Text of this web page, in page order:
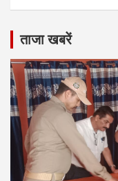
ताजा खबरें